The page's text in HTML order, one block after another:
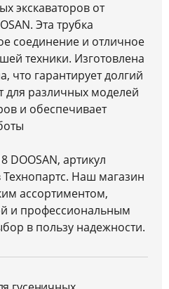
экскаваторов от
Эта трубка
соединение и отличное
техники. Изготовлена
что гарантирует долгий
для различных моделей
и обеспечивает
DOOSAN, артикул
Наш магазин
ассортиментом,
и профессиональным
в пользу надежности.